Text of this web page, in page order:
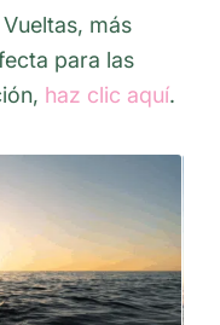
más
para las
haz clic aquí.